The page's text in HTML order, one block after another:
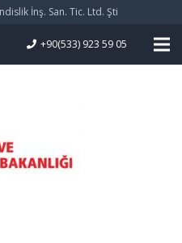
İnş. San. Tic. Ltd. Şti
+90(533) 923 59 05